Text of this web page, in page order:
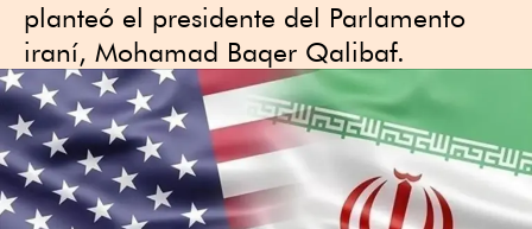
planteó el presidente del Parlamento
iraní, Mohamad Baqer Qalibaf.